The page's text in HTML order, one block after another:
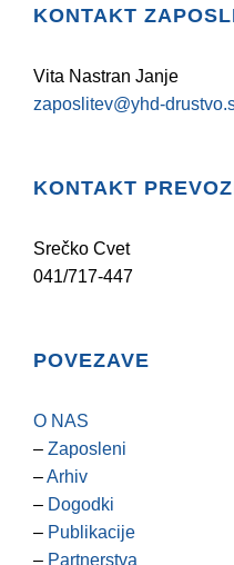
KONTAKT
Vita Nastran Janje
zaposlitev@yhd-
KONTAKT
Srečko Cvet
041/717-447
POVEZAVE
O NAS
– Zaposleni
–Arhiv
– Dogodki
– Publikacije
– Partnerstva